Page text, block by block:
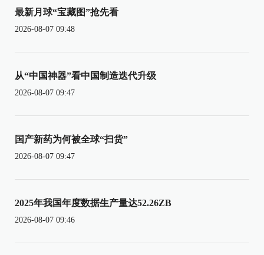
最新月球“宝藏图”抢先看
2026-08-07 09:48
从“中国神器”看中国制造迭代升级
2026-08-07 09:47
国产新药为何被全球“扫货”
2026-08-07 09:47
2025年我国年度数据生产量达52.26ZB
2026-08-07 09:46